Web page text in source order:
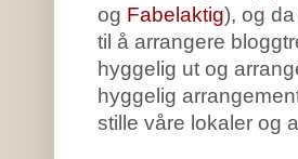
og Fabelaktig), og
til å arrangere
hyggelig ut og
hyggelig
stille våre lokaler og